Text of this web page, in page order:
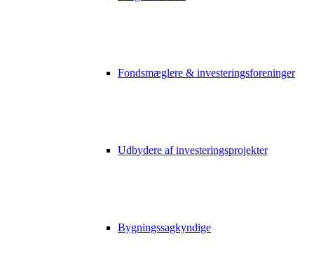
Fondsmæglere & investeringsforeninger
Udbydere af investeringsprojekter
Bygningssagkyndige